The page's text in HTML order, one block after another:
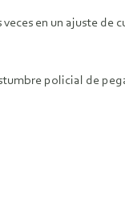
en un ajuste de
policial de